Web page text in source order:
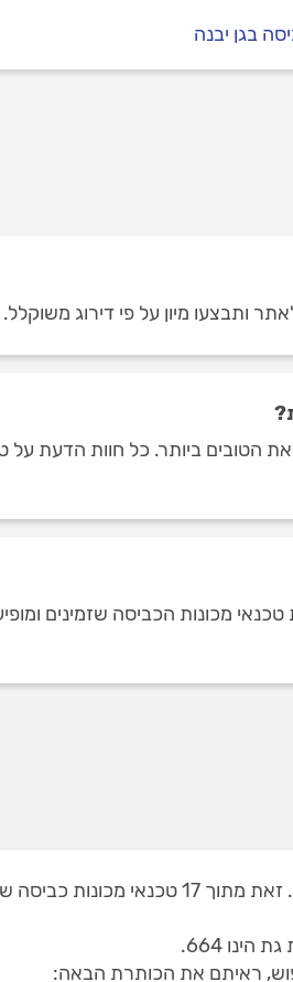
בגן יבנה
ותבצעו מיון על פי דירוג
הטובים ביותר. כל חוות הדעת על
באתר המקצוענים תוכלו למצוא 2 טכנאי
664.
ראיתם את הכותרת הבאה: